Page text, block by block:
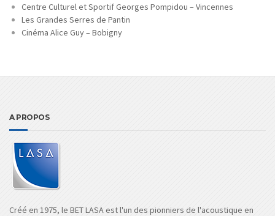
Centre Culturel et Sportif Georges Pompidou – Vincennes
Les Grandes Serres de Pantin
Cinéma Alice Guy – Bobigny
A PROPOS
Créé en 1975, le BET LASA est l'un des pionniers de l'acoustique en